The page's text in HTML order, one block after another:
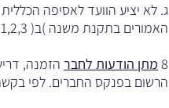
ג. לא יציע הוועד לאסיפה
האמורים בתקנת משנה )ב( 1,2,3 בסעיף זה אלא לאחר שהתרה בחבר ונתן לו זמן סביר לתיקון המעוות.
8 מתן הודעות לחבר הזמנה,
הרשום בפנקס החברים. לפי